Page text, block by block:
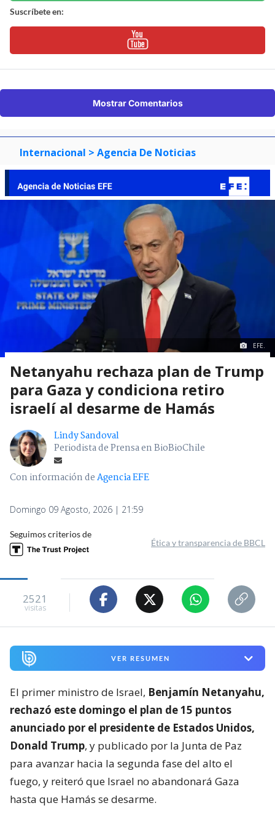
Suscríbete en:
Mostrar Comentarios
Internacional > Agencia De Noticias
EFE.
Netanyahu rechaza plan de Trump
para Gaza y condiciona retiro
israelí al desarme de Hamás
Lindy Sandoval
Periodista de Prensa en BioBioChile
Con información deAgencia EFE
Domingo 09 Agosto, 2026 | 21:59
Seguimos criterios de
Ética y transparencia de BBCL
2521
visitas
VER RESUMEN
El primer ministro de Israel, Benjamín Netanyahu,
rechazó este domingo el plan de 15 puntos
anunciado por el presidente de Estados Unidos,
Donald Trump, y publicado por la Junta de Paz
para avanzar hacia la segunda fase del alto el
fuego, y reiteró que Israel no abandonará Gaza
hasta que Hamás se desarme.